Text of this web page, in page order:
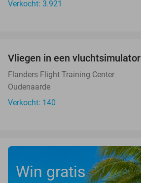
Verkocht: 3.921
Vliegen in een vluchtsimulator
Flanders Flight Training Center
Oudenaarde
Verkocht: 140
Win gratis